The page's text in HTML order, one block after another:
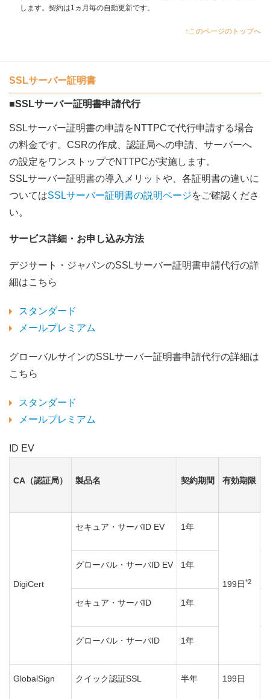
します。契約は1ヵ月毎の自動更新です。
↑このページのトップへ
SSLサーバー証明書
■SSLサーバー証明書申請代行
SSLサーバー証明書の申請をNTTPCで代行申請する場合
の料金です。CSRの作成、認証局への申請、サーバーへ
の設定をワンストップでNTTPCが実施します。
SSLサーバー証明書の導入メリットや、各証明書の違いに
ついてはSSLサーバー証明書の説明ページをご確認くださ
い。
サービス詳細・お申し込み方法
デジサート・ジャパンのSSLサーバー証明書申請代行の詳
細はこちら
スタンダード
メールプレミアム
グローバルサインのSSLサーバー証明書申請代行の詳細は
こちら
スタンダード
メールプレミアム
ID EV
CA（認証局） 製品名 契約期間 有効期限
DigiCert
セキュア・サーバID EV 1年
199日*2
グローバル・サーバID EV 1年
セキュア・サーバID 1年
グローバル・サーバID 1年
GlobalSign クイック認証SSL 半年 199日